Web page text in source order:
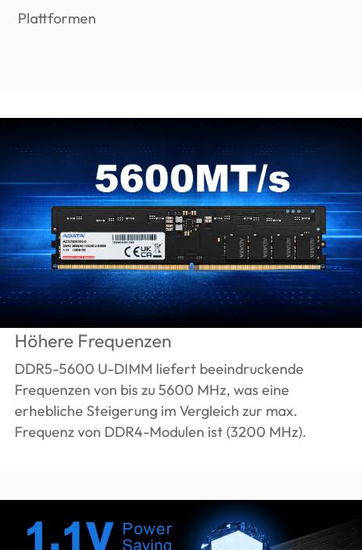
Plattformen
Höhere Frequenzen
DDR5-5600 U-DIMM liefert beeindruckende
Frequenzen von bis zu 5600 MHz, was eine
erhebliche Steigerung im Vergleich zur max.
Frequenz von DDR4-Modulen ist (3200 MHz).